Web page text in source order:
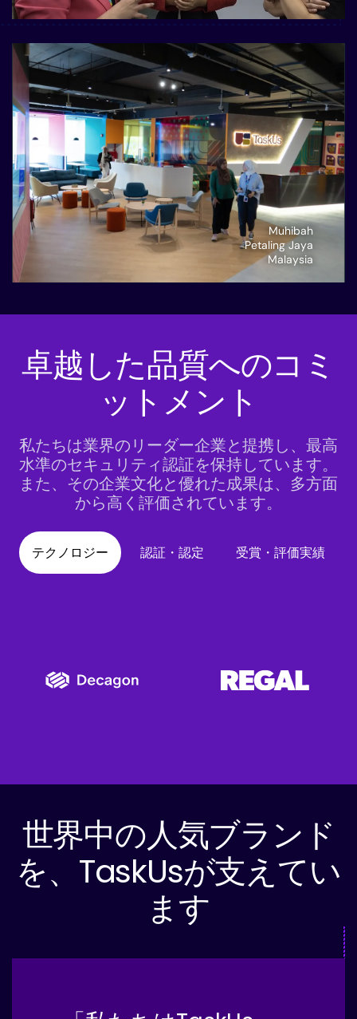
Muhibah
Petaling Jaya
Malaysia
卓越した品質へのコミ
ットメント
私たちは業界のリーダー企業と提携し、最高
水準のセキュリティ認証を保持しています。
また、その企業文化と優れた成果は、多方面
から高く評価されています。
テクノロジー 認証・認定 受賞・評価実績
世界中の人気ブランド
を、TaskUsが支えてい
ます